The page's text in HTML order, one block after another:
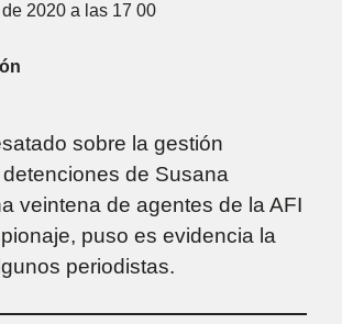
2020 a las 17 00
sobre la gestión
de Susana
veintena de agentes de la AFI
puso es evidencia la
periodistas.